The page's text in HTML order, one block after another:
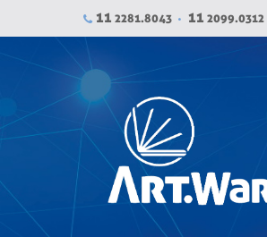
11 2281.8043 11 2099.0312